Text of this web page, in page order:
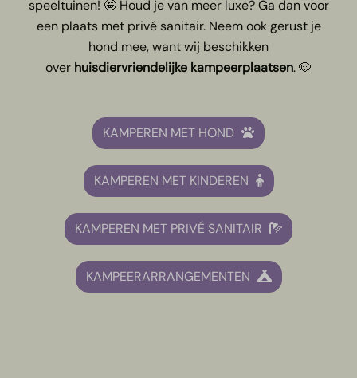
speeltuinen! 🤩 Houd je van meer luxe? Ga dan voor
een plaats met privé sanitair. Neem ook gerust je
hond mee, want wij beschikken
over huisdiervriendelijke kampeerplaatsen. 🐶
KAMPEREN MET HOND
KAMPEREN MET KINDEREN
KAMPEREN MET PRIVÉ SANITAIR
KAMPEERARRANGEMENTEN